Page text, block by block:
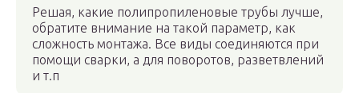
Решая, какие полипропиленовые трубы лучше,
обратите внимание на такой параметр, как
сложность монтажа. Все виды соединяются при
помощи сварки, а для поворотов, разветвлений
и т.п